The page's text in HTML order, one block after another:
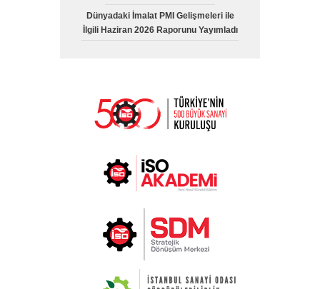
Dünyadaki İmalat PMI Gelişmeleri ile
İlgili Haziran 2026 Raporunu Yayımladı